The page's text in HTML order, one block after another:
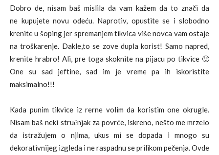
Dobro de, nisam baš mislila da vam kažem da to znači da
ne kupujete novu odeću. Naprotiv, opustite se i slobodno
krenite u šoping jer spremanjem tikvica više novca vam ostaje
na troškarenje. Dakle,to se zove dupla korist! Samo napred,
krenite hrabro! Ali, pre toga skoknite na pijacu po tikvice 🙂
One su sad jeftine, sad im je vreme pa ih iskoristite
maksimalno!!!
Kada punim tikvice iz rerne volim da koristim one okrugle.
Nisam baš neki stručnjak za povrće, iskreno, nešto me mrzelo
da istražujem o njima, ukus mi se dopada i mnogo su
dekorativnijeg izgleda i ne raspadnu se prilikom pečenja. Ovde